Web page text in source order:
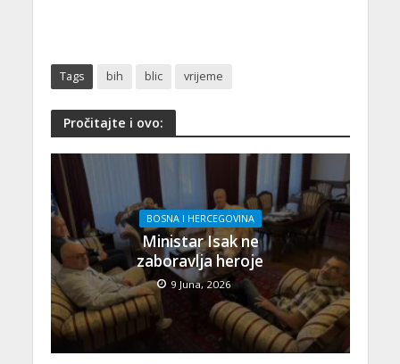
Tags bih blic vrijeme
Pročitajte i ovo:
BOSNA I HERCEGOVINA
Ministar Isak ne
zaboravlja heroje
9 Juna, 2026